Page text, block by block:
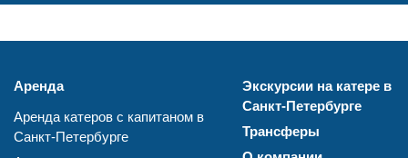
Аренда
Аренда катеров с капитаном в
Санкт-Петербурге
Экскурсии на катере в
Санкт-Петербурге
Трансферы